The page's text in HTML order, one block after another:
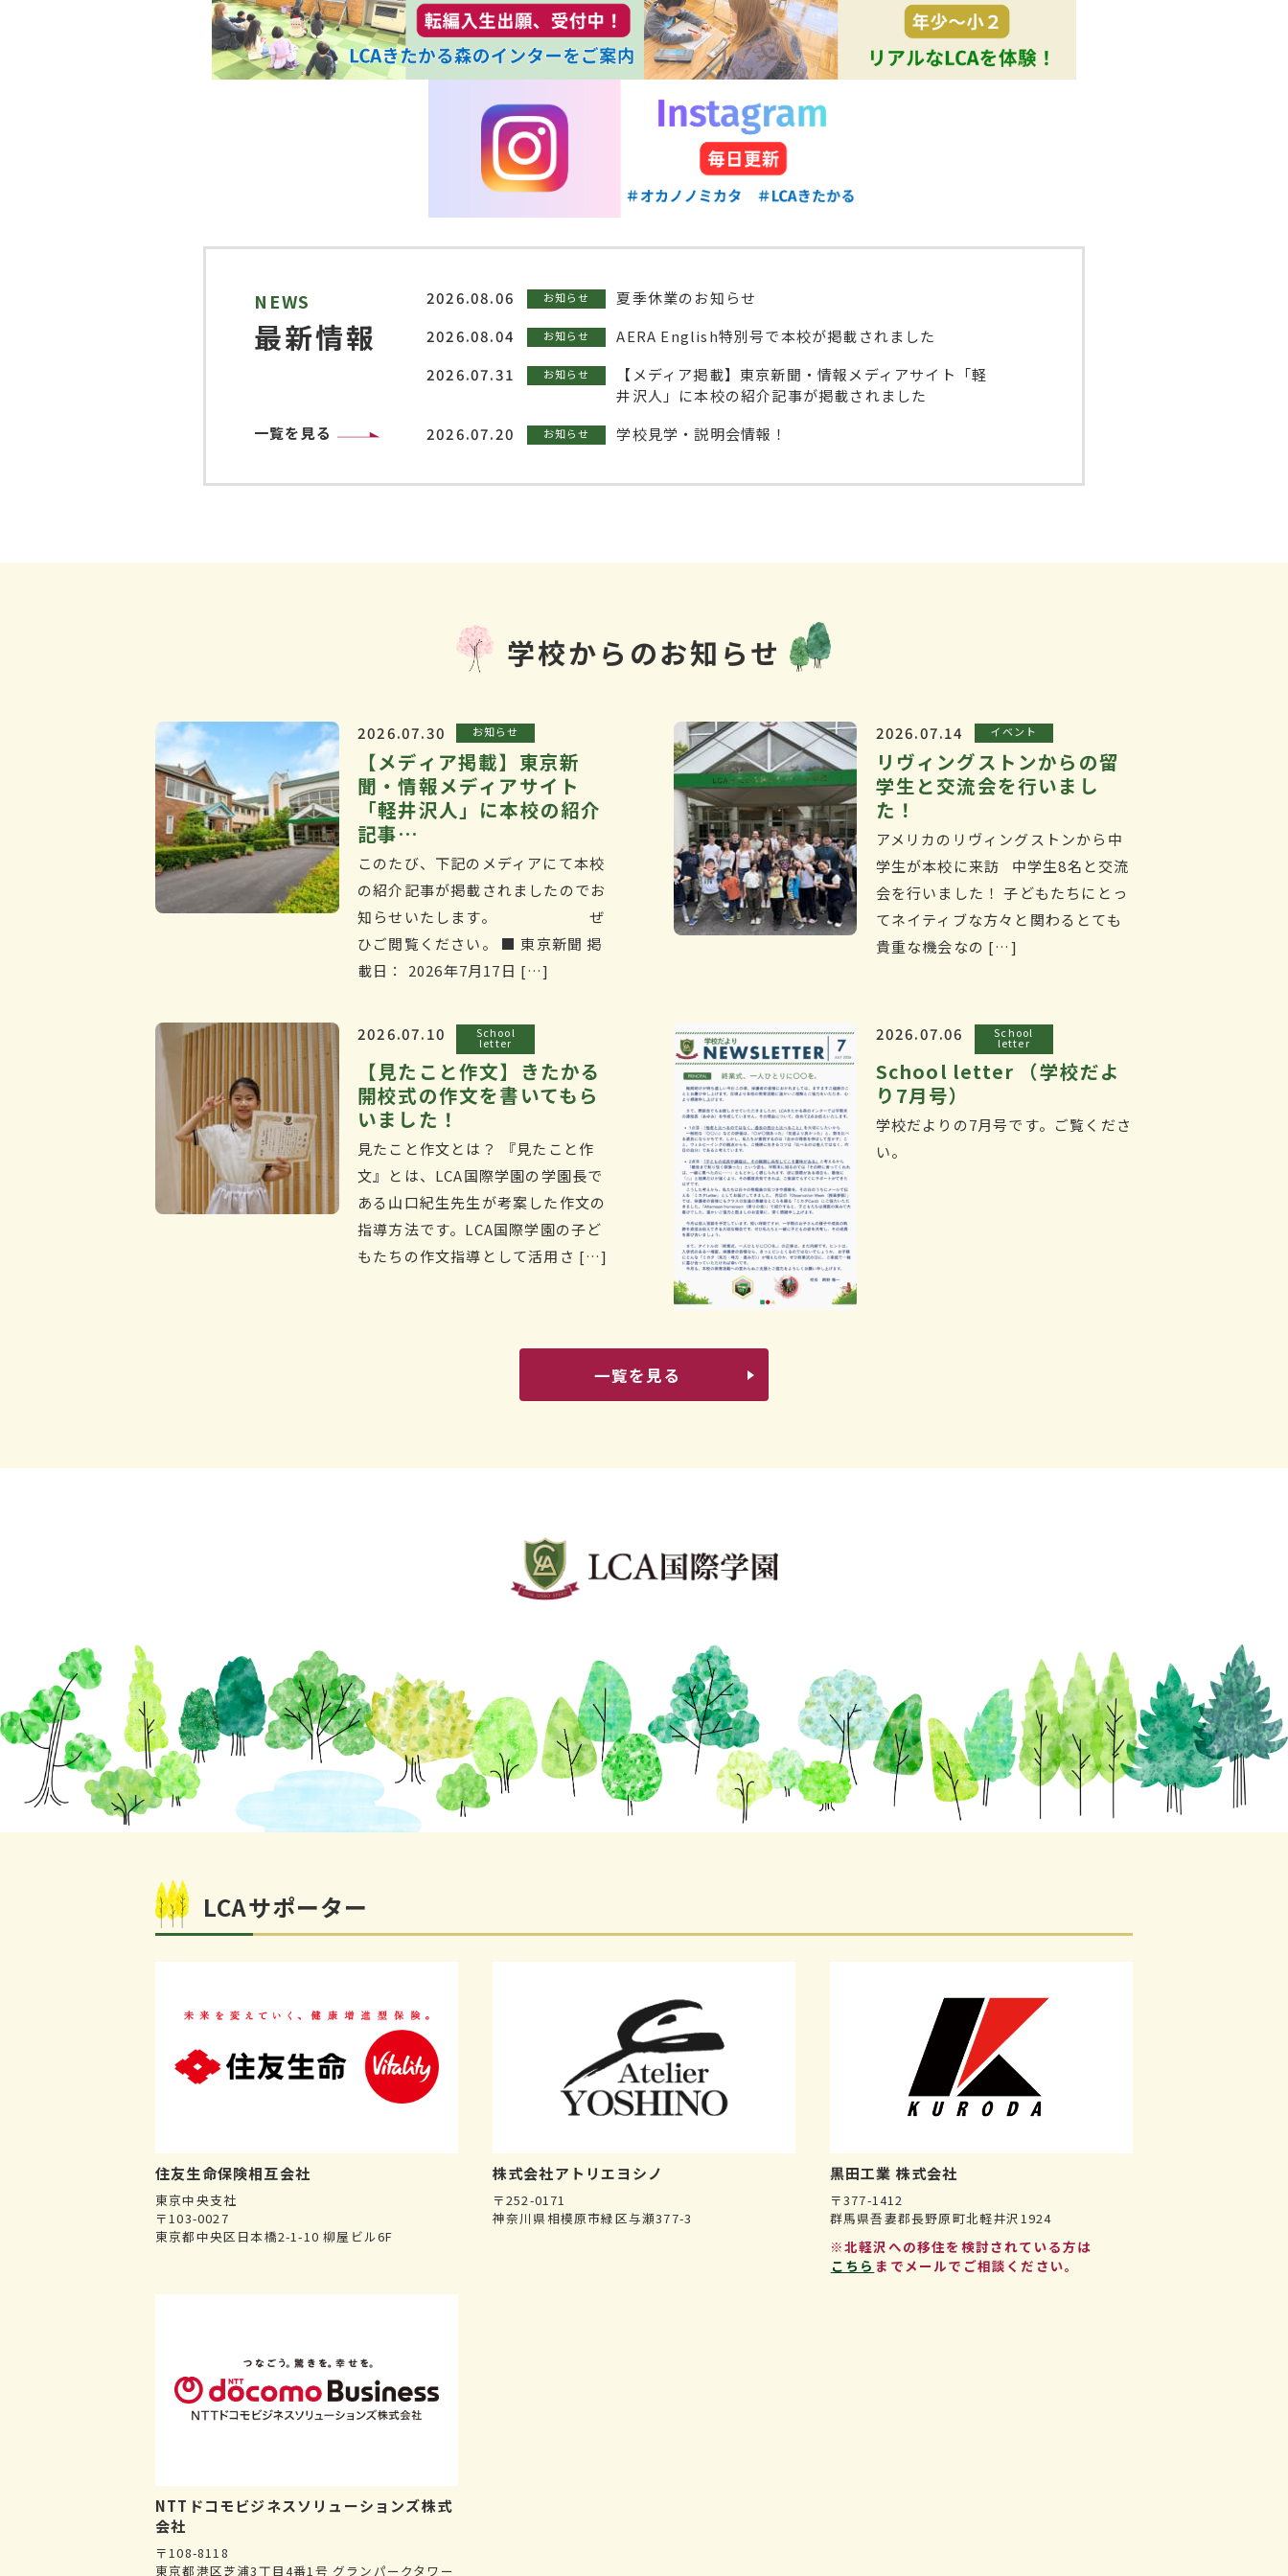
NEWS
最新情報
一覧を見る
2026.08.06 お知らせ
夏季休業のお知らせ
2026.08.04
お知らせ
AERA English特別号で本校が掲載されました
2026.07.31
お知らせ
【メディア掲載】東京新聞・情報メディアサイト「軽
井沢人」に本校の紹介記事が掲載されました
2026.07.20
お知らせ 学校見学・説明会情報！
学校からのお知らせ
2026.07.30 お知らせ
【メディア掲載】東京新
聞・情報メディアサイト
「軽井沢人」に本校の紹介
記事…
このたび、下記のメディアにて本校
の紹介記事が掲載されましたのでお
知らせいたします。 ぜ
ひご閲覧ください。 ■ 東京新聞 掲
載日： 2026年7月17日 […]
2026.07.14 イベント
リヴィングストンからの留
学生と交流会を行いまし
た！
アメリカのリヴィングストンから中
学生が本校に来訪 中学生8名と交流
会を行いました！ 子どもたちにとっ
てネイティブな方々と関わるとても
貴重な機会なの […]
2026.07.10 School
letter
【見たこと作文】きたかる
開校式の作文を書いてもら
いました！
見たこと作文とは？ 『見たこと作
文』とは、LCA国際学園の学園長で
ある山口紀生先生が考案した作文の
指導方法です。LCA国際学園の子ど
もたちの作文指導として活用さ […]
2026.07.06 School
letter
School letter （学校だよ
り7月号）
学校だよりの7月号です。ご覧くださ
い。
一覧を見る
LCAサポーター
住友生命保険相互会社
東京中央支社
〒103-0027
東京都中央区日本橋2-1-10 柳屋ビル6F
株式会社アトリエヨシノ
〒252-0171
神奈川県相模原市緑区与瀬377-3
黒田工業 株式会社
〒377-1412
群馬県吾妻郡長野原町北軽井沢1924
※北軽沢への移住を検討されている方は
こちら までメールでご相談ください。
NTTドコモビジネスソリューションズ株式
会社
〒108-8118
東京都港区芝浦3丁目4番1号 グランパークタワー